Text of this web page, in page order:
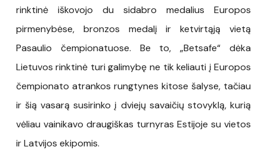
rinktinė iškovojo du sidabro medalius Europos
pirmenybėse, bronzos medalį ir ketvirtąją vietą
Pasaulio čempionatuose. Be to, „Betsafe“ dėka
Lietuvos rinktinė turi galimybę ne tik keliauti į Europos
čempionato atrankos rungtynes kitose šalyse, tačiau
ir šią vasarą susirinko į dviejų savaičių stovyklą, kurią
vėliau vainikavo draugiškas turnyras Estijoje su vietos
ir Latvijos ekipomis.